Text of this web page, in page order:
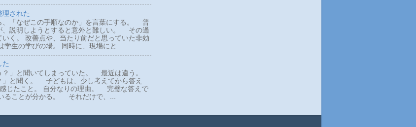
理された
、「なぜこの手順なのか」を言葉にする。 普
、説明しようとすると意外と難しい。 その過
く。 改善点や、当たり前だと思っていた非効
生の学びの場。 同時に、現場にと...
た
」と聞いてしまっていた。 最近は違う。
」と聞く。 子どもは、少し考えてから答え
じたこと。 自分なりの理由。 完璧な答えで
ることが分かる。 それだけで、...